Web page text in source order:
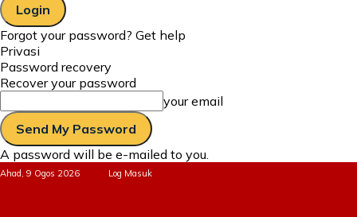
Forgot your password? Get help
Privasi
Password recovery
Recover your password
your email
A password will be e-mailed to you.
Ahad, 9 Ogos 2026 Log Masuk